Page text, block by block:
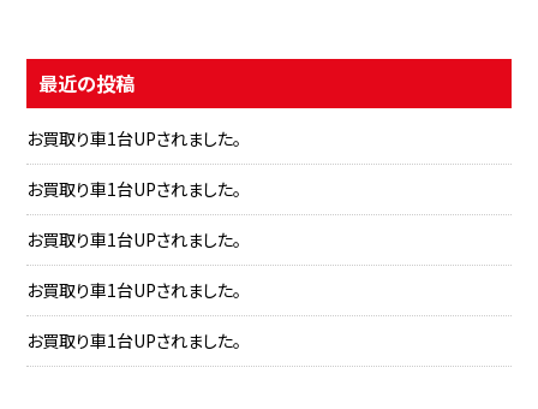
最近の投稿
お買取り車1台UPされました。
お買取り車1台UPされました。
お買取り車1台UPされました。
お買取り車1台UPされました。
お買取り車1台UPされました。